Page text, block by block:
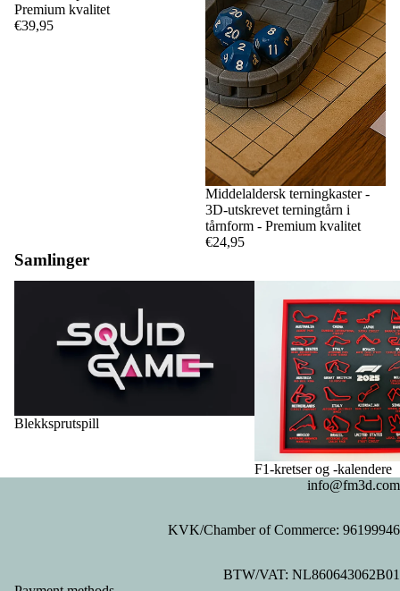
Premium kvalitet
€39,95
Middelaldersk terningkaster -
3D-utskrevet terningtårn i
tårnform - Premium kvalitet
€24,95
Samlinger
Blekksprutspill
F1-kretser og -kalendere
info@fm3d.com
KVK/Chamber of Commerce: 96199946
BTW/VAT: NL860643062B01